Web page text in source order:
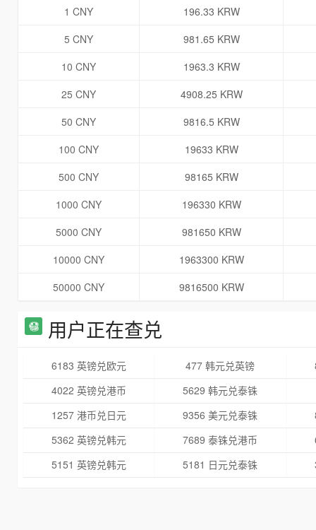
1 CNY
196.33 KRW
5 CNY
981.65 KRW
10 CNY
1963.3 KRW
25 CNY
4908.25 KRW
50 CNY
9816.5 KRW
100 CNY
19633 KRW
500 CNY
98165 KRW
1000 CNY
196330 KRW
5000 CNY
981650 KRW
10000 CNY
1963300 KRW
50000 CNY
9816500 KRW
用户正在查兑
6183 英镑兑欧元 477 韩元兑英镑
4022 英镑兑港币
5629 韩元兑泰铢
1257 港币兑日元
9356 美元兑泰铢
5362 英镑兑韩元
7689 泰铢兑港币
5151 英镑兑韩元
5181 日元兑泰铢